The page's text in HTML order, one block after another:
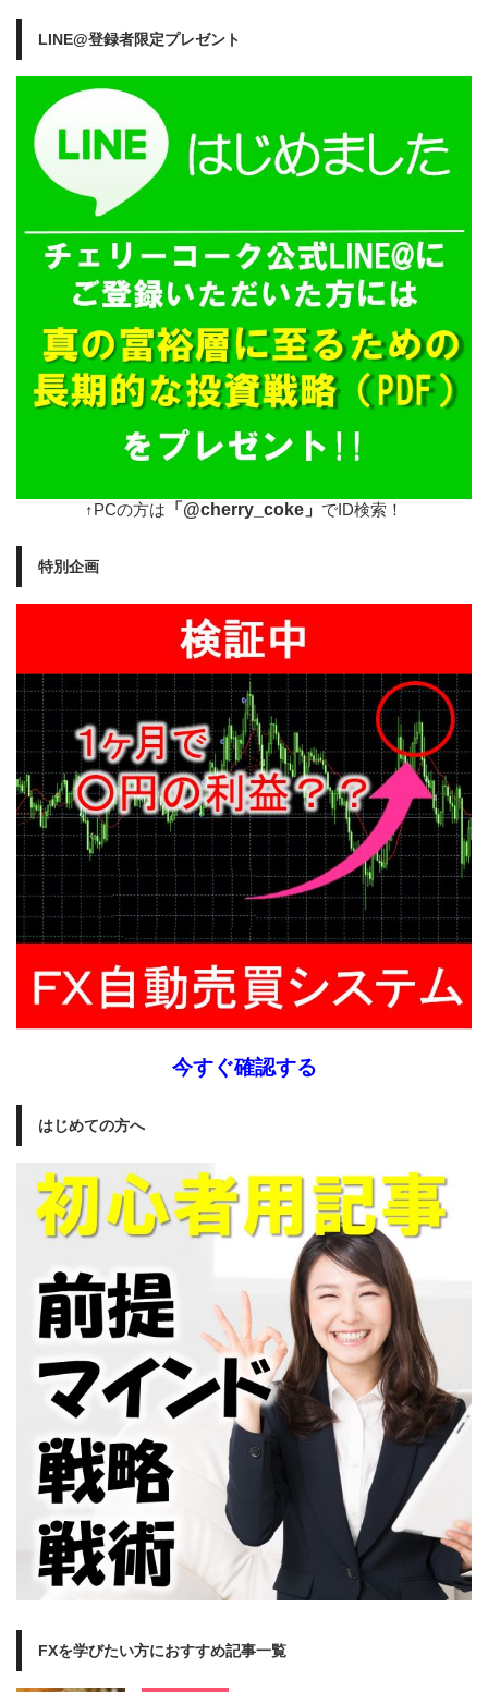
LINE@登録者限定プレゼント
↑PCの方は 「@cherry_coke」 でID検索！
特別企画
今すぐ確認する
はじめての方へ
FXを学びたい方におすすめ記事一覧